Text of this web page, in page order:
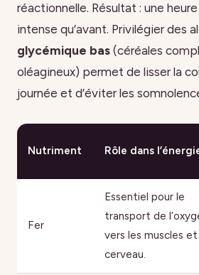
réactionnelle. Résultat : une
intense qu’avant. Privilégier des
glycémique bas (céréales
oléagineux) permet de lisser la
journée et d’éviter les
Nutriment Rôle dans
Fer
Essentiel pour le
transport de
vers les muscles et
cerveau.